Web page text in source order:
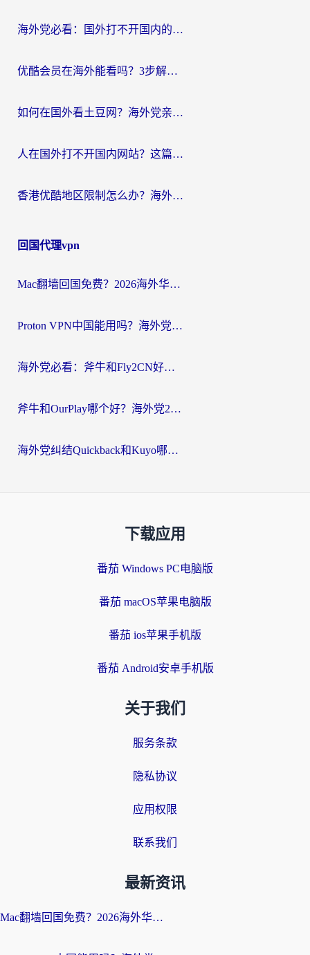
海外党必看：国外打不开国内的app怎么办？3步解决你的乡愁
优酷会员在海外能看吗？3步解决海外追剧难题，附实测好用加速器推荐
如何在国外看土豆网？海外党亲测有效的追剧加速器选择指南
人在国外打不开国内网站？这篇攻略帮你无缝解锁国内资源（附交管12123使用技巧）
香港优酷地区限制怎么办？海外党亲测有效的追剧解决方案
回国代理vpn
Mac翻墙回国免费？2026海外华人亲测：从CCTV5直播到国内APP，这样选加速器才靠谱
Proton VPN中国能用吗？海外党选回国加速器的避坑指南（附番茄加速器实测）
海外党必看：斧牛和Fly2CN好用吗？3招教你选对回国加速器（附免费试用攻略）
斧牛和OurPlay哪个好？海外党2026亲测：选对加速器，国内资源秒加载
海外党纠结Quickback和Kuyo哪个好？选对回国加速器才能无缝刷国内资源
下载应用
番茄 Windows PC电脑版
番茄 macOS苹果电脑版
番茄 ios苹果手机版
番茄 Android安卓手机版
关于我们
服务条款
隐私协议
应用权限
联系我们
最新资讯
Mac翻墙回国免费？2026海外华人亲测：从CCTV5直播到国内APP，这样选加速器才靠谱